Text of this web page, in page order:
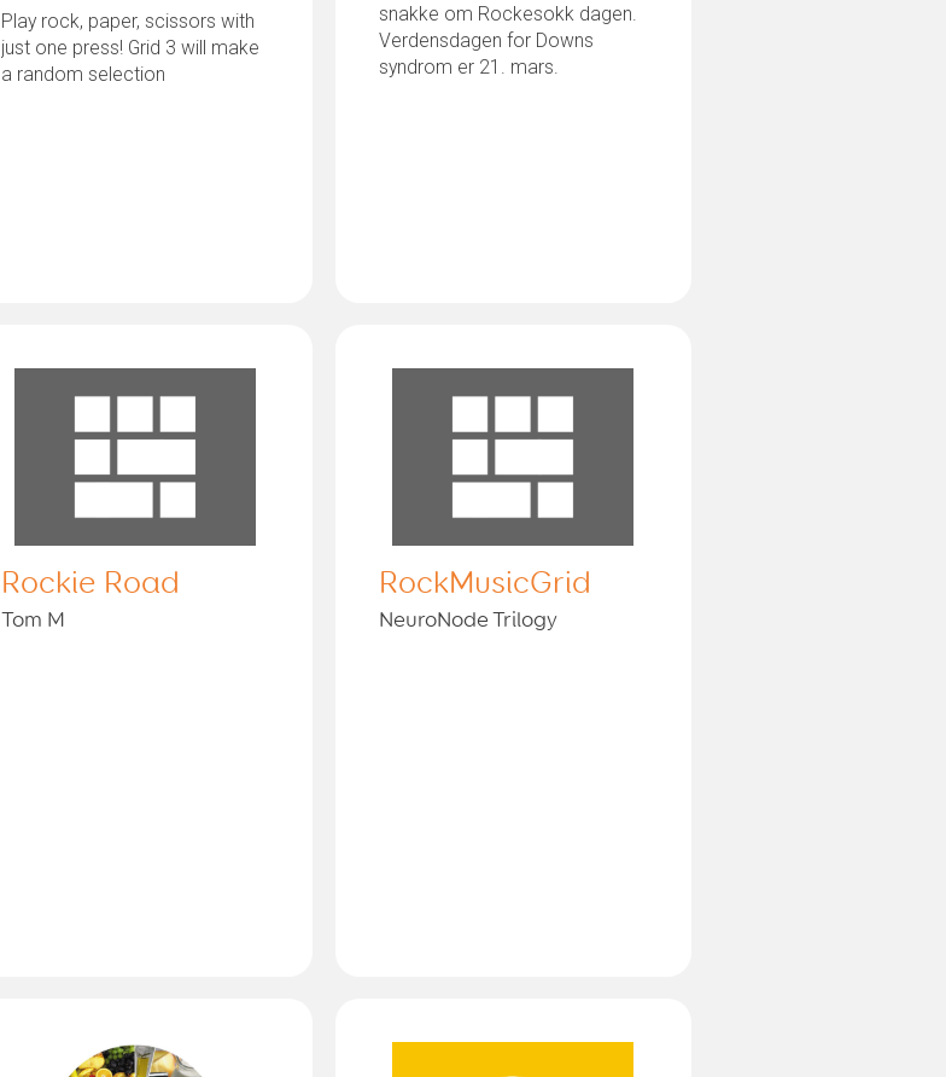
Play rock, paper, scissors with
just one press! Grid 3 will make
a random selection
snakke om Rockesokk dagen.
Verdensdagen for Downs
syndrom er 21. mars.
Rockie Road
Tom M
RockMusicGrid
NeuroNode Trilogy